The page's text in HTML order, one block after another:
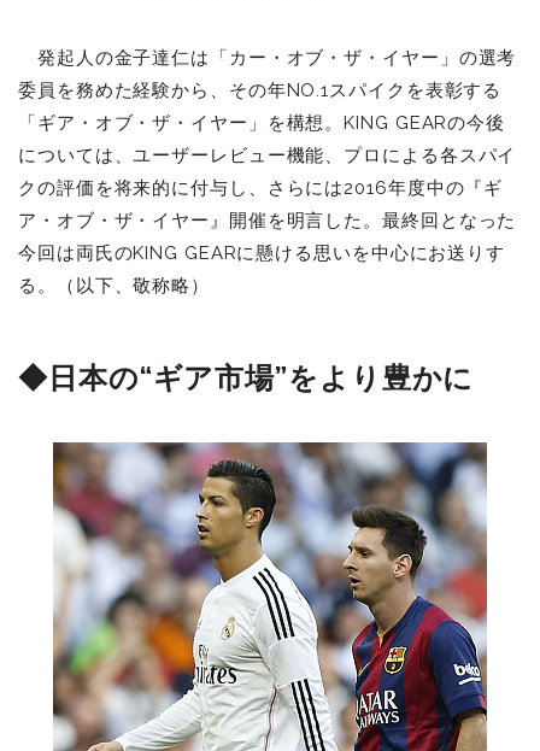
発起人の金子達仁は「カー・オブ・ザ・イヤー」の選考
委員を務めた経験から、その年NO.1スパイクを表彰する
「ギア・オブ・ザ・イヤー」を構想。KING GEARの今後
については、ユーザーレビュー機能、プロによる各スパイ
クの評価を将来的に付与し、さらには2016年度中の『ギ
ア・オブ・ザ・イヤー』開催を明言した。最終回となった
今回は両氏のKING GEARに懸ける思いを中心にお送りす
る。（以下、敬称略）
◆日本の“ギア市場”をより豊かに